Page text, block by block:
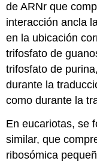
de ARNr que
interacción ancla
en la ubicación
trifosfato de
trifosfato de
durante la
como durante la
En eucariotas, se
similar, que
ribosómica